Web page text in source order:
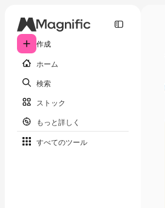
作成
ホーム
検索
ストック
もっと詳しく
すべてのツール